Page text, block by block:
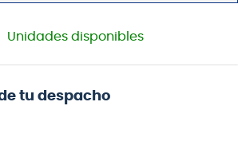
Unidades disponibles
tu despacho